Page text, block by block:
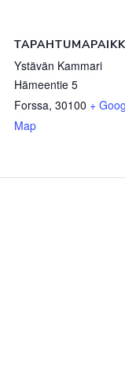
Ystävän Kammari
Hämeentie 5
Forssa, 30100 +
Map